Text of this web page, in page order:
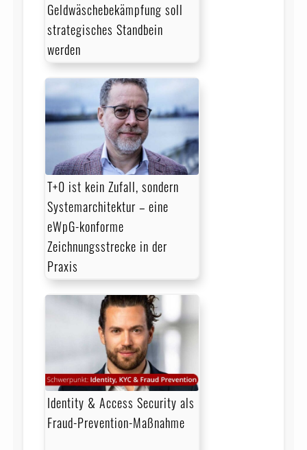
Geldwäschebekämpfung soll
strategisches Standbein
werden
T+0 ist kein Zufall, sondern
Systemarchitektur – eine
eWpG-konforme
Zeichnungsstrecke in der
Praxis
Identity & Access Security als
Fraud-Prevention-Maßnahme